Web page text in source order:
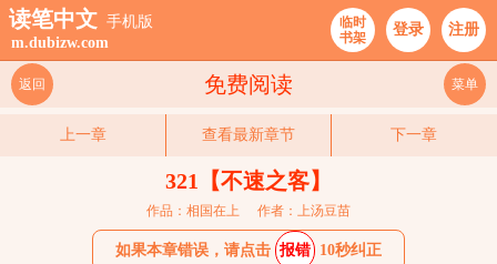
读笔中文 手机版
m.dubizw.com
临时
书架
登录 注册
免费阅读
返回 菜单
上一章 查看最新章节 下一章
321【不速之客】
作品：相国在上 作者：上汤豆苗
如果本章错误，请点击 报错 10秒纠正